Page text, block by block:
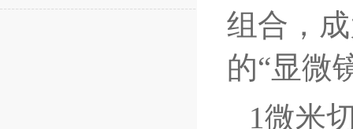
组合，
的“显微
1微米